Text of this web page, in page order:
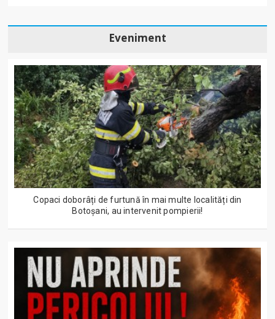
Eveniment
Copaci doborâți de furtună în mai multe localități din
Botoșani, au intervenit pompierii!